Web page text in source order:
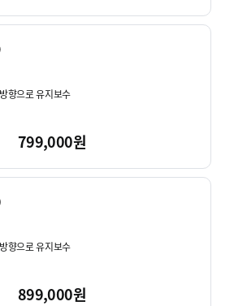
향으로 유지보수
799,000원
향으로 유지보수
899,000원